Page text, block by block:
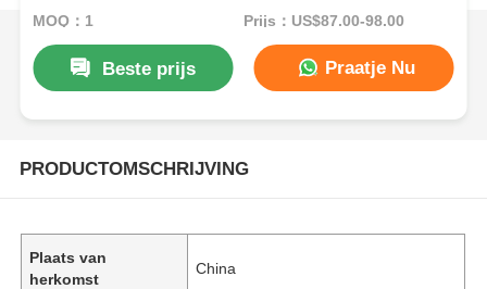
gebieden
MOQ：1 Prijs：US$87.00-98.00
Beste prijs Praatje Nu
PRODUCTOMSCHRIJVING
Plaats van
herkomst
China